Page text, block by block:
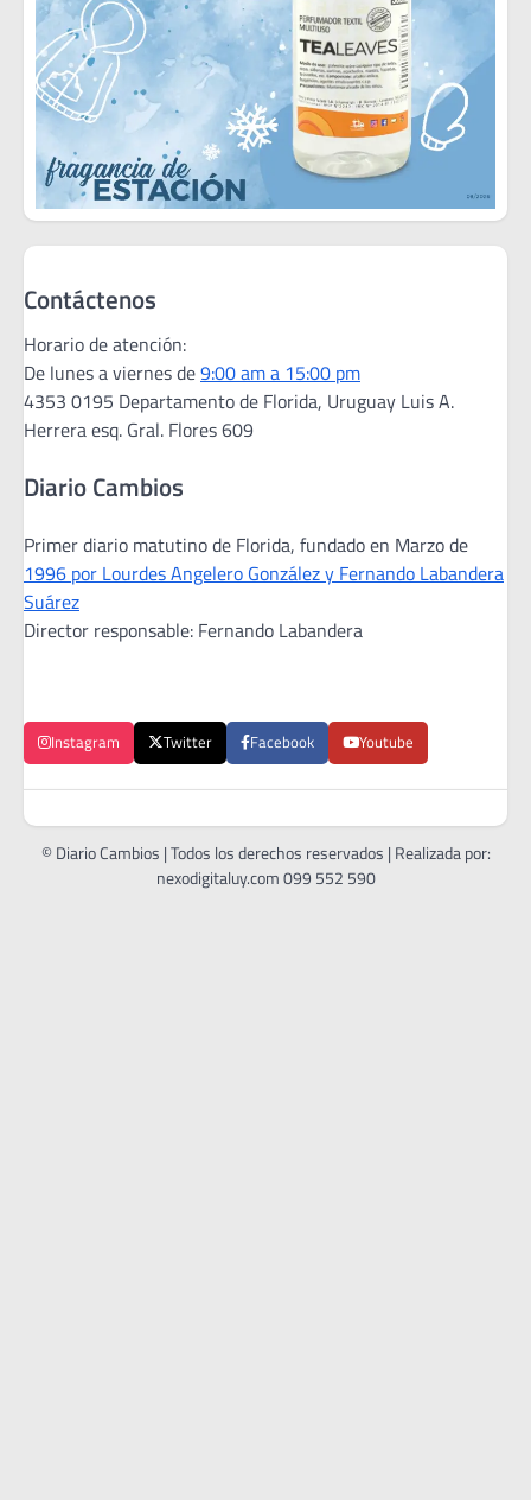
Contáctenos
Horario de atención:
De lunes a viernes de9:00 am a 15:00 pm
4353 0195 Departamento de Florida, Uruguay Luis A.
Herrera esq. Gral. Flores 609
Diario Cambios
Primer diario matutino de Florida, fundado en Marzo de
1996 por Lourdes Angelero González y Fernando Labandera
Suárez
Director responsable: Fernando Labandera
Instagram Twitter Facebook Youtube